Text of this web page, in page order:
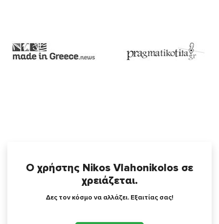
Ο χρήστης Nikos Vlahonikolos σε
χρειάζεται.
Δες τον κόσμο να αλλάζει. Εξαιτίας σας!